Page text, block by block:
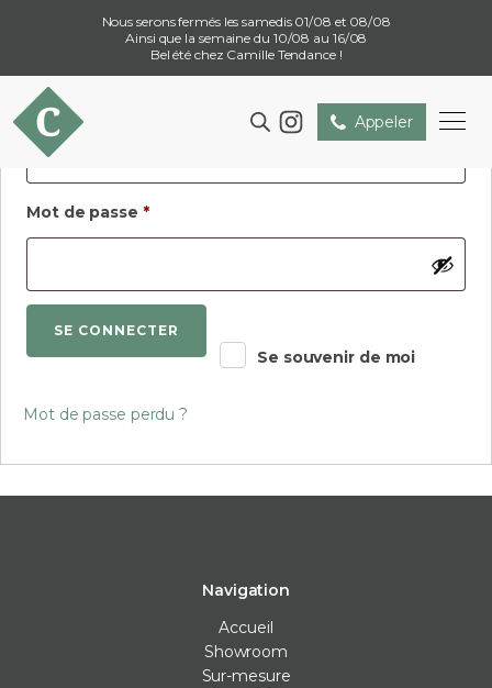
Nous serons fermés les samedis 01/08 et 08/08
Ainsi que la semaine du 10/08 au 16/08
Bel été chez Camille Tendance !
Appeler
Se connecter
Identifiant ou e-mail
Mot de passe *Obligatoire
Se souvenir de moi
SE CONNECTER
Mot de passe perdu ?
Navigation
Accueil
Showroom
Sur-mesure